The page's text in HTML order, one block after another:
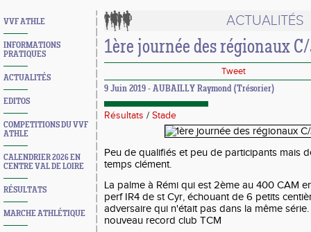
VVF ATHLE
INFORMATIONS
PRATIQUES
ACTUALITÉS
EDITOS
COMPETITIONS DU VVF
ATHLE
CALENDRIER 2026 EN
CENTRE VAL DE LOIRE
RÉSULTATS
MARCHE ATHLÉTIQUE
ACTUALITÉS
1ère journée des régionaux
Tweet
9 Juin 2019 - AUBAILLY Raymond (Trésorier)
Résultats / Stade
Peu de qualifiés et peu de participants mais
temps clément.
La palme à Rémi qui est 2ème au 400 CAM
perf IR4 de st Cyr, échouant de 6 petits
adversaire qui n'était pas dans la même
nouveau record club TCM